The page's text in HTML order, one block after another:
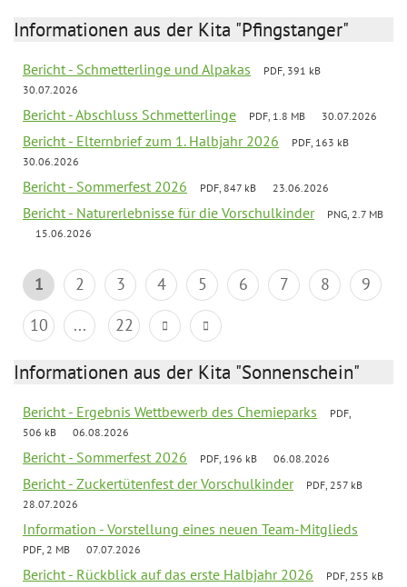
Informationen aus der Kita "Pfingstanger"
Bericht - Schmetterlinge und Alpakas
PDF, 391 kB
30.07.2026
Bericht - Abschluss Schmetterlinge PDF, 1.8 MB 30.07.2026
Bericht - Elternbrief zum 1. Halbjahr 2026
PDF, 163 kB
30.06.2026
Bericht - Sommerfest 2026 PDF, 847 kB 23.06.2026
Bericht - Naturerlebnisse für die Vorschulkinder
PNG, 2.7 MB
15.06.2026
1 2 3 4 5 6 7 8
9
10
... 22
Informationen aus der Kita "Sonnenschein"
Bericht - Ergebnis Wettbewerb des Chemieparks
PDF,
506 kB
06.08.2026
Bericht - Sommerfest 2026 PDF, 196 kB 06.08.2026
Bericht - Zuckertütenfest der Vorschulkinder
PDF, 257 kB
28.07.2026
Information - Vorstellung eines neuen Team-Mitglieds
PDF, 2 MB 07.07.2026
Bericht - Rückblick auf das erste Halbjahr 2026
PDF, 255 kB